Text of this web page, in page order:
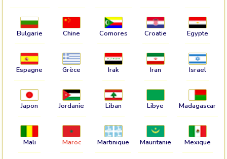
Bulgarie Chine Comores Croatie Egypte
Espagne Grèce Irak Iran Israel
Japon Jordanie Liban Libye Madagascar
Mali Maroc Martinique Mauritanie Mexique